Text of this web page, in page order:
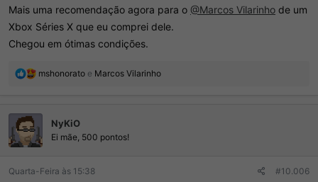
Mais uma recomendação agora para o @Marcos Vilarinho de um
Xbox Séries X que eu comprei dele.
Chegou em ótimas condições.
R
ç
e
s
mshonorato e Marcos Vilarinho
NyKiO
Ei mãe, 500 pontos!
Quarta-Feira às 15:38 #10.006